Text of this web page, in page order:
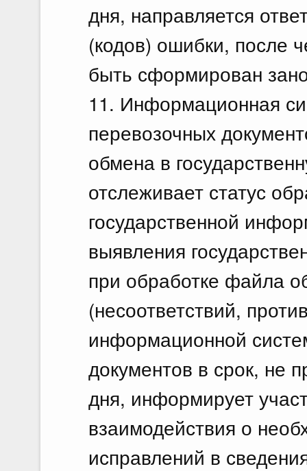
дня, направляется
(кодов) ошибки, после
быть сформирован
11. Информационная
перевозочных
обмена в
отслеживает статус
государственной
выявления
при обработке файла
(несоответствий,
информационной
документов в срок, не
дня, информирует
взаимодействия о
исправлений в